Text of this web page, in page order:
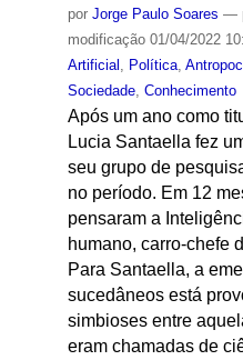
por Jorge Paulo Soares —
modificação01/04/2022
Artificial , Política,
Sociedade, Conhecimento
Após um ano como
Lucia Santaella fez
seu grupo de
no período. Em 12
pensaram a
humano, carro-chefe
Para Santaella, a
sucedâneos está
simbioses entre
eram chamadas de